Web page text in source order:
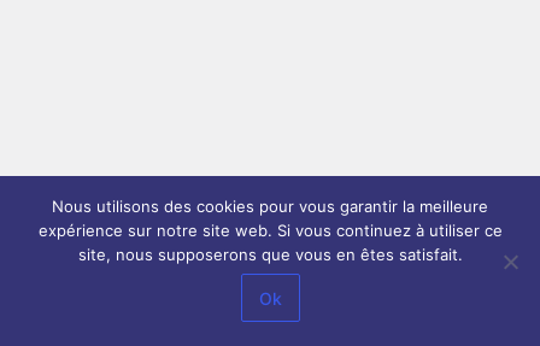
Nous utilisons des cookies pour vous garantir la meilleure
expérience sur notre site web. Si vous continuez à utiliser ce
site, nous supposerons que vous en êtes satisfait.
Ok